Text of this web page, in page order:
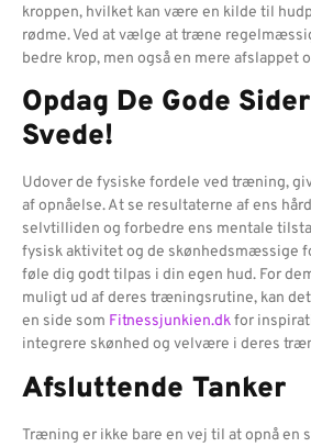
kroppen, hvilket kan være en kilde til
rødme. Ved at vælge at træne
bedre krop, men også en mere afslappet
Opdag De Gode
Svede!
Udover de fysiske fordele ved træning,
af opnåelse. At se resultaterne af ens
selvtilliden og forbedre ens mentale
fysisk aktivitet og de skønhedsmæssige
føle dig godt tilpas i din egen hud. For
muligt ud af deres træningsrutine, kan
en side som Fitnessjunkien.dkfor
integrere skønhed og velvære i deres
Afsluttende Tanker
Træning er ikke bare en vej til at opnå en